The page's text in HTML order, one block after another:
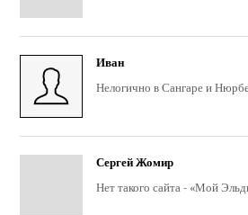
Иван
Нелогично в Сангаре и
Сергей Жомир
Нет такого сайта - «Мой